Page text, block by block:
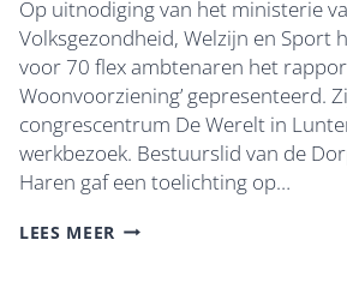
Op uitnodiging van het ministerie
Volksgezondheid, Welzijn en Sport
voor 70 flex ambtenaren het
Woonvoorziening’ gepresenteerd.
congrescentrum De Werelt in
werkbezoek. Bestuurslid van de
Haren gaf een toelichting op…
LEES MEER DORPSRAAD